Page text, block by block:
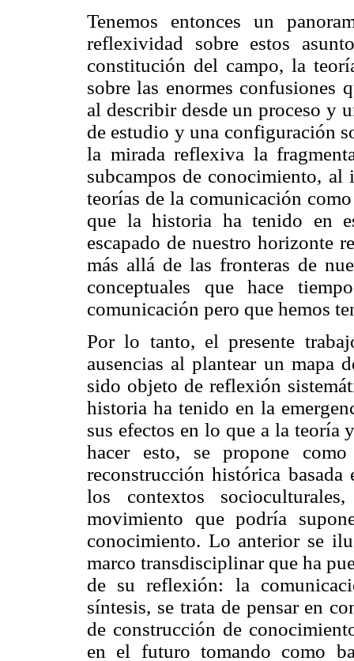
Tenemos entonces un
reflexividad sobre estos
constitución del campo, la
sobre las enormes confusiones
al describir desde un proceso y
de estudio y una configuración
la mirada reflexiva la
subcampos de conocimiento,
teorías de la comunicación
que la historia ha tenido en
escapado de nuestro horizonte
más allá de las fronteras de
conceptuales que hace
comunicación pero que hemos
Por lo tanto, el presente
ausencias al plantear un mapa
sido objeto de reflexión
historia ha tenido en la
sus efectos en lo que a la teoría
hacer esto, se propone
reconstrucción histórica
los contextos
movimiento que podría
conocimiento. Lo anterior se
marco transdisciplinar que ha
de su reflexión: la
síntesis, se trata de pensar en
de construcción de
en el futuro tomando como